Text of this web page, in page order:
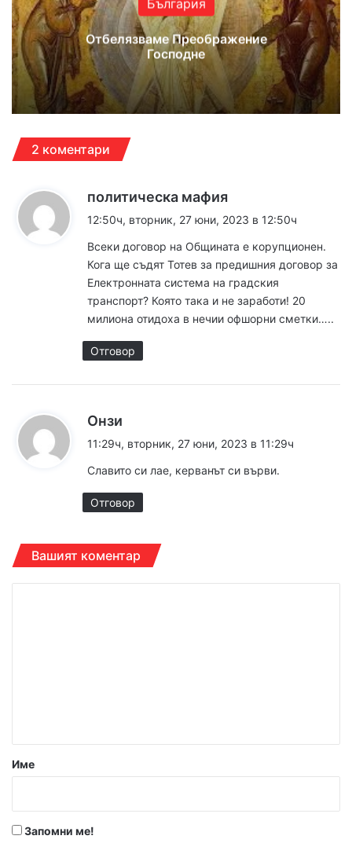
България
Отбелязваме Преображение
Господне
2 коментари
политическа мафия
а
а
:
12:50ч, вторник, 27 юни, 2023 в 12:50ч
Всеки договор на Общината е корупционен.
Кога ще съдят Тотев за предишния договор за
Електронната система на градския
транспорт? Която така и не заработи! 20
милиона отидоха в нечии офшорни сметки…..
Отговор
Онзи
а
:
11:29ч, вторник, 27 юни, 2023 в 11:29ч
Славито си лае, керванът си върви.
Отговор
Вашият коментар
р
Име
Запомни ме!